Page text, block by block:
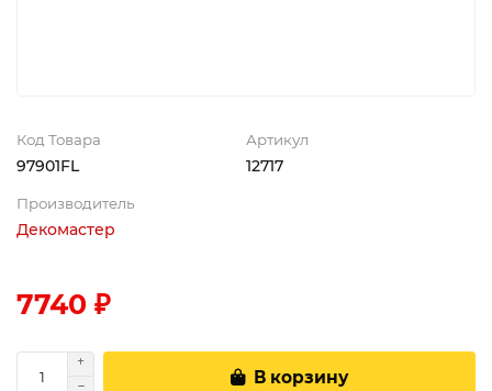
Код Товара
97901FL
Артикул
12717
Производитель
Декомастер
7740 ₽
В корзину